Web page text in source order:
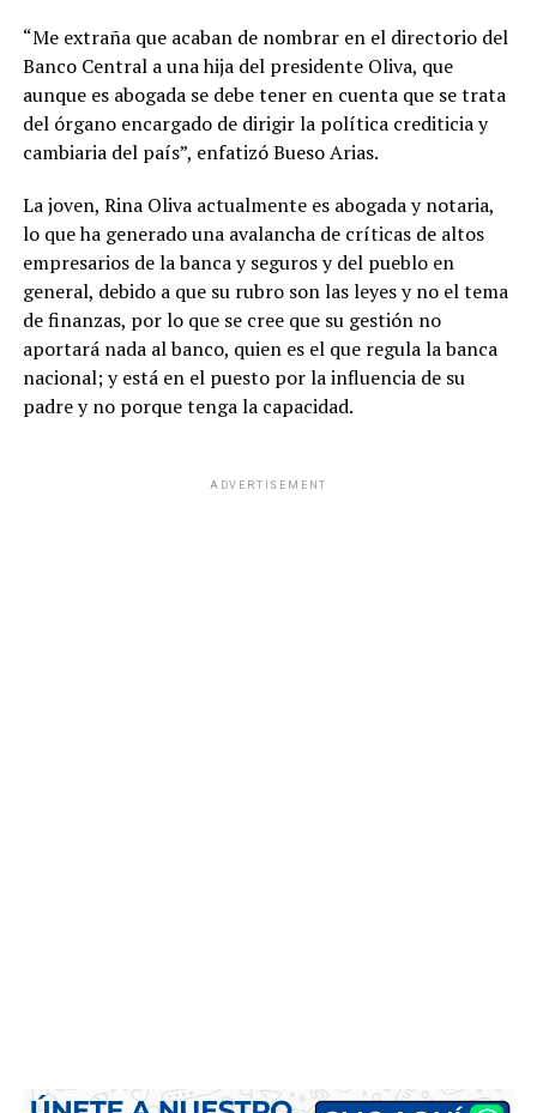
“Me extraña que acaban de nombrar en el directorio del
Banco Central a una hija del presidente Oliva, que
aunque es abogada se debe tener en cuenta que se trata
del órgano encargado de dirigir la política crediticia y
cambiaria del país”, enfatizó Bueso Arias.
La joven, Rina Oliva actualmente es abogada y notaria,
lo que ha generado una avalancha de críticas de altos
empresarios de la banca y seguros y del pueblo en
general, debido a que su rubro son las leyes y no el tema
de finanzas, por lo que se cree que su gestión no
aportará nada al banco, quien es el que regula la banca
nacional; y está en el puesto por la influencia de su
padre y no porque tenga la capacidad.
ADVERTISEMENT